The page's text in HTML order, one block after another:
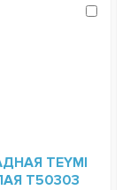
TEYMI
T50303